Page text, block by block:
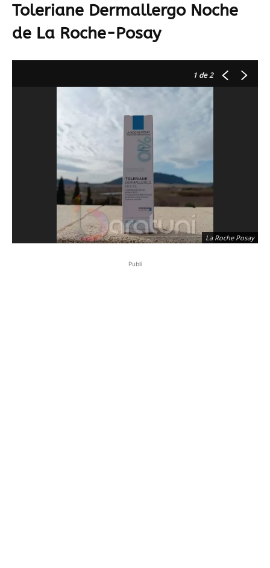
Toleriane Dermallergo Noche
de La Roche-Posay
1 de 2
La Roche Posay
Publi